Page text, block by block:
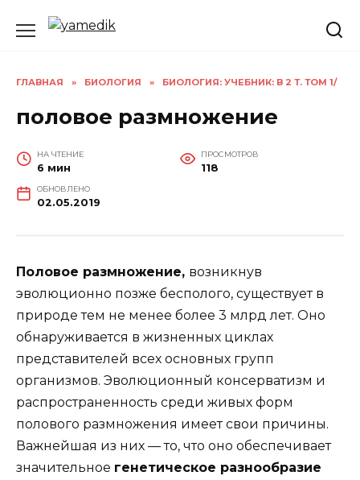
ГЛАВНАЯ » БИОЛОГИЯ » БИОЛОГИЯ: УЧЕБНИК: В 2 Т. ТОМ 1/
половое размножение
НА ЧТЕНИЕ
6 мин
ПРОСМОТРОВ
118
ОБНОВЛЕНО
02.05.2019
Половое размножение, возникнув
эволюционно позже бесполого, существует в
природе тем не менее более 3 млрд лет. Оно
обнаруживается в жизненных циклах
представителей всех основных групп
организмов. Эволюционный консерватизм и
распространенность среди живых форм
полового размножения имеет свои причины.
Важнейшая из них — то, что оно обеспечивает
значительное генетическое разнообразие